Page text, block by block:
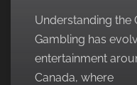
Understanding the
Gambling has
entertainment
Canada, where